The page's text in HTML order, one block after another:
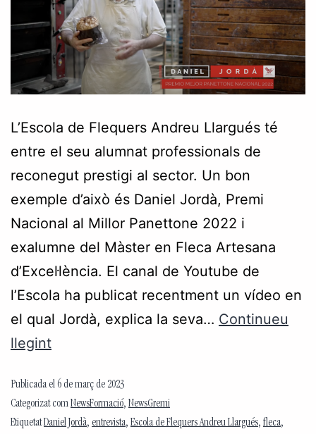
L’Escola de Flequers Andreu Llargués té
entre el seu alumnat professionals de
reconegut prestigi al sector. Un bon
exemple d’això és Daniel Jordà, Premi
Nacional al Millor Panettone 2022 i
exalumne del Màster en Fleca Artesana
d’Excel·lència. El canal de Youtube de
l’Escola ha publicat recentment un vídeo en
el qual Jordà, explica la seva… Continueu
llegint
Publicada el 6 de març de 2023
Categorizat comNewsFormació, NewsGremi
EtiquetatDaniel Jordà, entrevista, Escola de Flequers Andreu Llargués, fleca,